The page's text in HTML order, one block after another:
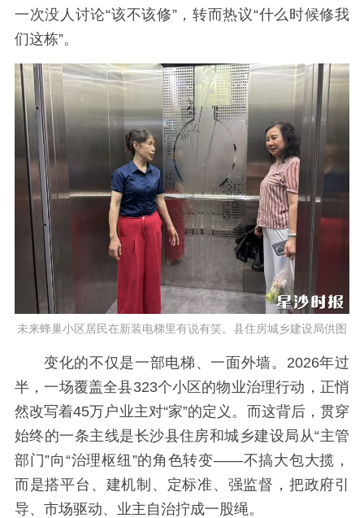
一次没人讨论“该不该修”，转而热议“什么时候修我
们这栋”。
未来蜂巢小区居民在新装电梯里有说有笑。县住房城乡建设局供图
变化的不仅是一部电梯、一面外墙。2026年过
半，一场覆盖全县323个小区的物业治理行动，正悄
然改写着45万户业主对“家”的定义。而这背后，贯穿
始终的一条主线是长沙县住房和城乡建设局从“主管
部门”向“治理枢纽”的角色转变——不搞大包大揽，
而是搭平台、建机制、定标准、强监督，把政府引
导、市场驱动、业主自治拧成一股绳。